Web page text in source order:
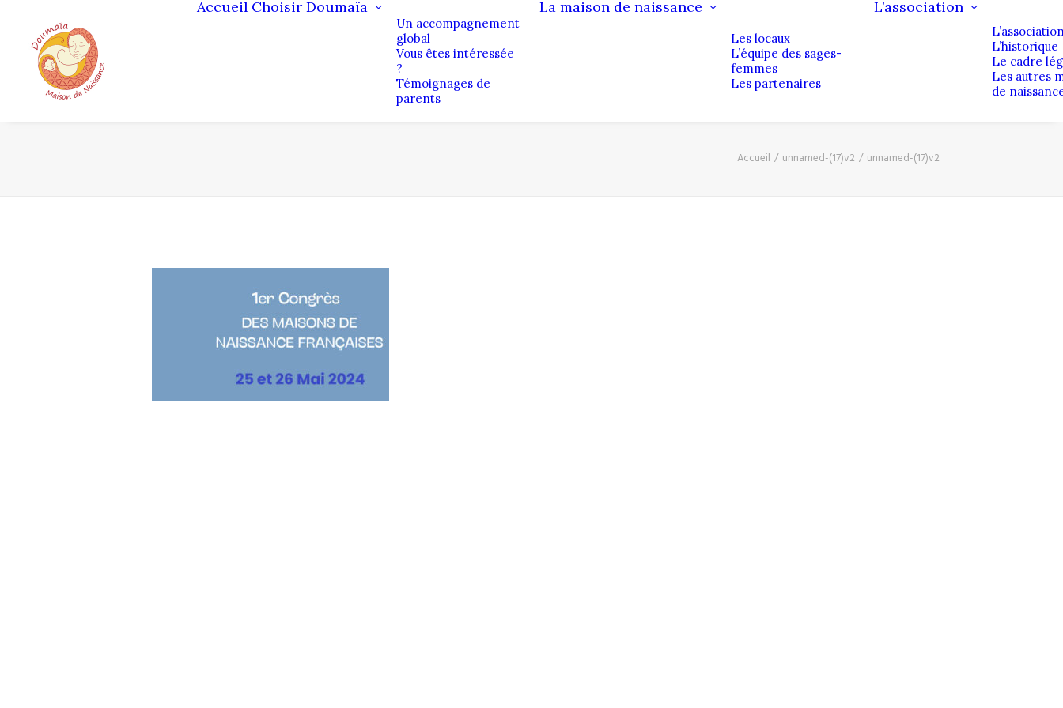
Accueil Choisir Doumaïa
Un accompagnement
global
Vous êtes intéressée
?
Témoignages de
parents
La maison de naissance
Les locaux
L’équipe des sages-
femmes
Les partenaires
L’association
L’historique
Le cadre
Les autres
de
Accueil unnamed-(17)v2 unnamed-(17)v2